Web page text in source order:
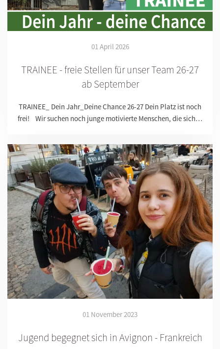
01 April 2026
TRAINEE - freie Stellen für unser Team 26-27
ab September
TRAINEE_ Dein Jahr_Deine Chance 26-27 Dein Platz ist noch
frei! Wir suchen noch junge motivierte Menschen, die sich…
01 November 2023
Jugend begegnet sich in Avignon - Frankreich